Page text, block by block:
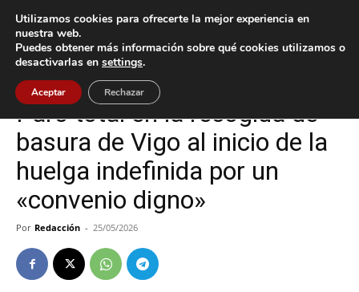
Inicio Sucesos
Sucesos Vigo
Paro total en la recogida de
basura de Vigo al inicio de la
huelga indefinida por un
«convenio digno»
Por Redacción - 25/05/2026
Utilizamos cookies para ofrecerte la mejor experiencia en
nuestra web.
Puedes obtener más información sobre qué cookies utilizamos o
desactivarlas en settings.
Aceptar Rechazar